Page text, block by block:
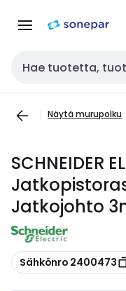
navigointiinsisältöön
Haku
Näytä murupolku
SCHNEIDER
Jatkojohto
Kopioi
Sähkönro 2400473